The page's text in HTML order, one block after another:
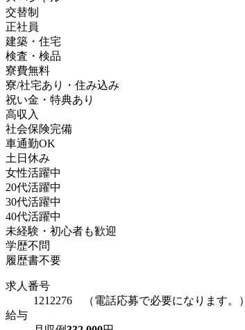
交替制
正社員
建築・住宅
検査・検品
寮費無料
寮/社宅あり・住み込み
祝い金・特典あり
高収入
社会保険完備
車通勤OK
土日休み
女性活躍中
20代活躍中
30代活躍中
40代活躍中
未経験・初心者も歓迎
学歴不問
履歴書不要
求人番号
1212276 （電話応募で必要になります。）
給与